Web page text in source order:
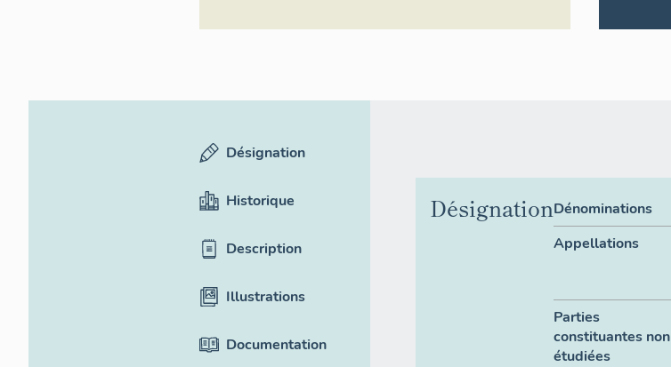
Désignation
Historique
Description
Illustrations
Documentation
DésignationDénominations
Appellations
Parties
constituantes non
étudiées